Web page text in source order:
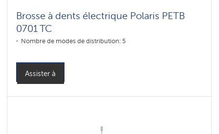
Brosse à dents électrique Polaris PETB
0701 TC
Nombre de modes de distribution: 5
Assister à